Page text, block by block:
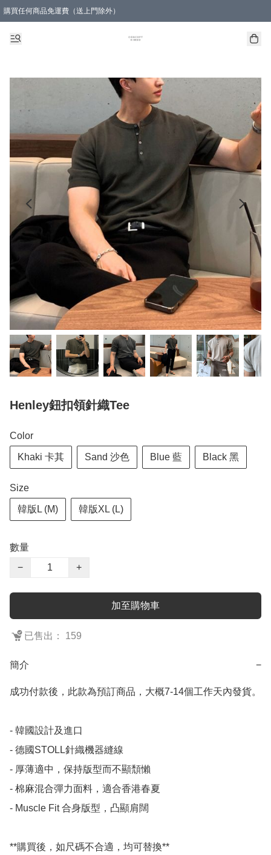
購買任何商品免運費（送上門除外）
Henley鈕扣領針織Tee
Color
Khaki 卡其 Sand 沙色 Blue 藍 Black 黑
Size
韓版L (M) 韓版XL (L)
數量
−
+
加至購物車
已售出： 159
簡介 −
成功付款後，此款為預訂商品，大概7-14個工作天內發貨。
- 韓國設計及進口
- 德國STOLL針織機器縫線
- 厚薄適中，保持版型而不顯頹懶
- 棉麻混合彈力面料，適合香港春夏
- Muscle Fit 合身版型，凸顯肩闊
**購買後，如尺碼不合適，均可替換**